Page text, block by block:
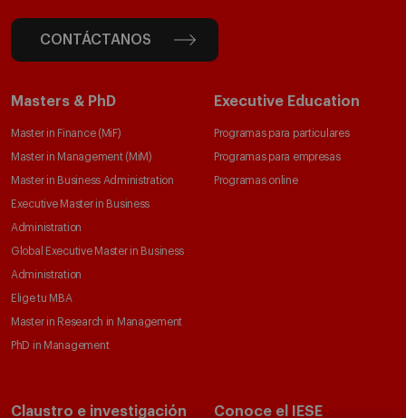
CONTÁCTANOS
Masters & PhD
Master in Finance (MiF)
Master in Management (MiM)
Master in Business Administration
Executive Master in Business
Administration
Global Executive Master in Business
Administration
Elige tu MBA
Master in Research in Management
PhD in Management
Executive Education
Programas para particulares
Programas para empresas
Programas online
Claustro e investigación Conoce el IESE